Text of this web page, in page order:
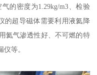
的密度为1.29kg/m3、检验
的超导磁体需要利用液氦降
氦气渗透性好、不可燃的特
等。